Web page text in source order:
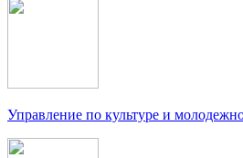
Управление по культуре и